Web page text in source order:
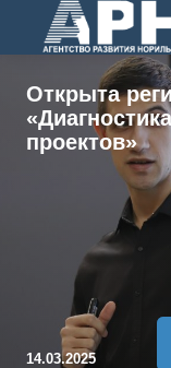
Открыта
проектов»
14.03.2025